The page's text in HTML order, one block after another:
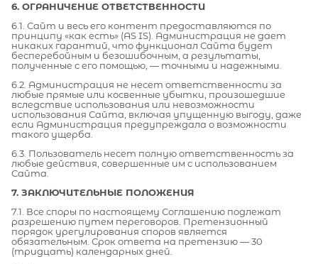
6. ОГРАНИЧЕНИЕ ОТВЕТСТВЕННОСТИ
6.1. Сайт и весь его контент предоставляются по
принципу «как есть» (AS IS). Администрация не дает
никаких гарантий, что функционал Сайта будет
бесперебойным и безошибочным, а результаты,
полученные с его помощью, — точными и надежными.
6.2. Администрация не несет ответственности за
любые прямые или косвенные убытки, произошедшие
вследствие использования или невозможности
использования Сайта, включая упущенную выгоду, даже
если Администрация предупреждала о возможности
такого ущерба.
6.3. Пользователь несет полную ответственность за
любые действия, совершенные им с использованием
Сайта.
7. ЗАКЛЮЧИТЕЛЬНЫЕ ПОЛОЖЕНИЯ
7.1. Все споры по настоящему Соглашению подлежат
разрешению путем переговоров. Претензионный
порядок урегулирования споров является
обязательным. Срок ответа на претензию — 30
(тридцать) календарных дней.